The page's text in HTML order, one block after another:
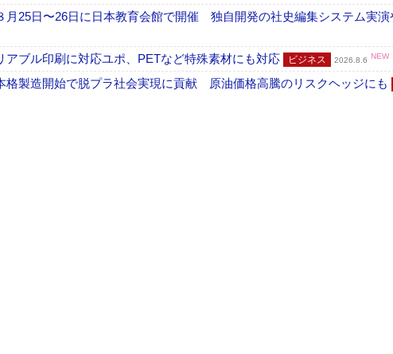
25日〜26日に日本教育会館で開催 独自開発の社史編集システム実演
ブル印刷に対応ユポ、PETなど特殊素材にも対応 ビジネス 2026.8.6 NEW
製造開始で脱プラ社会実現に貢献 原油価格高騰のリスクヘッジにも